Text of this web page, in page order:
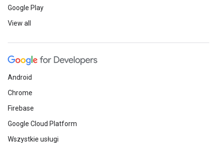
Google Play
View all
Android
Chrome
Firebase
Google Cloud Platform
Wszystkie usługi